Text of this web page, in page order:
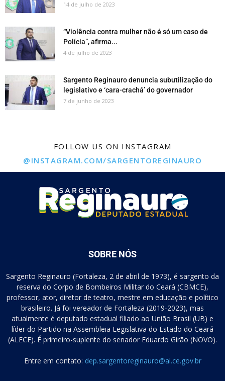
14 de julho de 2023
“Violência contra mulher não é só um caso de
Polícia”, afirma...
4 de julho de 2023
Sargento Reginauro denuncia subutilização do
legislativo e ‘cara-crachá’ do governador
7 de junho de 2023
FOLLOW US ON INSTAGRAM
@INSTAGRAM.COM/SARGENTOREGINAURO
SOBRE NÓS
Sargento Reginauro (Fortaleza, 2 de abril de 1973), é sargento da
reserva do Corpo de Bombeiros Militar do Ceará (CBMCE),
professor, ator, diretor de teatro, mestre em educação e político
brasileiro. Já foi vereador de Fortaleza (2019-2023), mas
atualmente é deputado estadual filiado ao União Brasil (UB) e
líder do Partido na Assembleia Legislativa do Estado do Ceará
(ALECE). É primeiro-suplente do senador Eduardo Girão (NOVO).
Entre em contato: dep.sargentoreginauro@al.ce.gov.br